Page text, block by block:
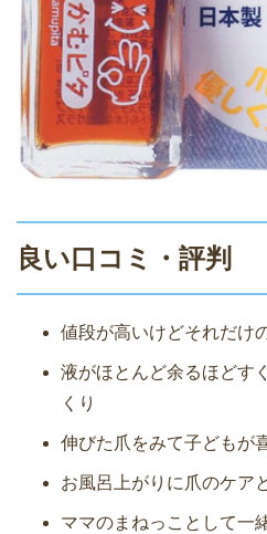
良い口コミ・評判
値段が高いけどそれだけ
液がほとんど余るほどす
くり
伸びた爪をみて子どもが
お風呂上がりに爪のケア
ママのまねっことして一